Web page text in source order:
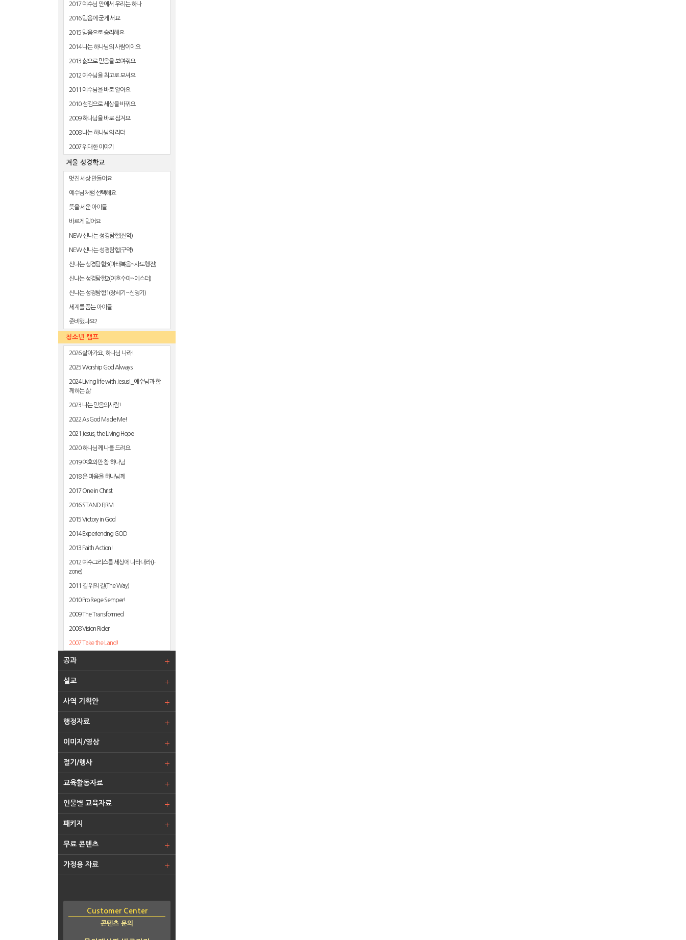
2017 예수님 안에서 우리는 하나
2016 믿음에 굳게 서요
2015 믿음으로 승리해요
2014 나는 하나님의 사람이에요
2013 삶으로 믿음을 보여줘요
2012 예수님을 최고로 모셔요
2011 예수님을 바로 알아요
2010 섬김으로 세상을 바꿔요
2009 하나님을 바로 섬겨요
2008 나는 하나님의 리더
2007 위대한 이야기
겨울 성경학교
멋진 세상 만들어요
예수님처럼 선택해요
뜻을 세운 아이들
바르게 믿어요
NEW 신나는 성경탐험(신약)
NEW 신나는 성경탐험(구약)
신나는 성경탐험3(마태복음~사도행전)
신나는 성경탐험2(여호수아~에스더)
신나는 성경탐험1(창세기~신명기)
세계를 품는 아이들
준비됐나요?
청소년 캠프
2026 살아가요, 하나님 나라!
2025 Worship God Always
2024 Living life with Jesus!_예수님과 함
께하는 삶
2023 나는 믿음의사람!
2022 As God Made Me!
2021 Jesus, the Living Hope
2020 하나님께 나를 드려요
2019 여호와만 참 하나님
2018 온 마음을 하나님께
2017 One in Christ
2016 STAND FIRM
2015 Victory in God
2014 Experiencing GOD
2013 Faith Action!
2012 예수그리스를 세상에 나타내라(J-
zone)
2011 길 위의 길(The Way)
2010 Pro Rege Semper!
2009 The Transformed
2008 Vision Rider
2007 Take the Land!
공과
설교
사역 기획안
행정자료
이미지/영상
절기/행사
교육활동자료
인물별 교육자료
패키지
무료 콘텐츠
가정용 자료
Customer Center
콘텐츠 문의